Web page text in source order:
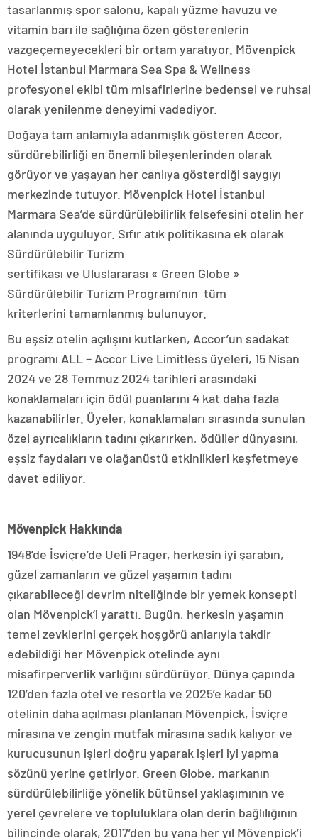
tasarlanmış spor salonu, kapalı yüzme havuzu ve
vitamin barı ile sağlığına özen gösterenlerin
vazgeçemeyecekleri bir ortam yaratıyor. Mövenpick
Hotel İstanbul Marmara Sea Spa & Wellness
profesyonel ekibi tüm misafirlerine bedensel ve ruhsal
olarak yenilenme deneyimi vadediyor.
Doğaya tam anlamıyla adanmışlık gösteren Accor,
sürdürebilirliği en önemli bileşenlerinden olarak
görüyor ve yaşayan her canlıya gösterdiği saygıyı
merkezinde tutuyor. Mövenpick Hotel İstanbul
Marmara Sea’de sürdürülebilirlik felsefesini otelin her
alanında uyguluyor. Sıfır atık politikasına ek olarak
Sürdürülebilir Turizm
sertifikası ve Uluslararası « Green Globe »
Sürdürülebilir Turizm Programı’nın tüm
kriterlerini tamamlanmış bulunuyor.
Bu eşsiz otelin açılışını kutlarken, Accor’un sadakat
programı ALL – Accor Live Limitless üyeleri, 15 Nisan
2024 ve 28 Temmuz 2024 tarihleri arasındaki
konaklamaları için ödül puanlarını 4 kat daha fazla
kazanabilirler. Üyeler, konaklamaları sırasında sunulan
özel ayrıcalıkların tadını çıkarırken, ödüller dünyasını,
eşsiz faydaları ve olağanüstü etkinlikleri keşfetmeye
davet ediliyor.
Mövenpick Hakkında
1948’de İsviçre’de Ueli Prager, herkesin iyi şarabın,
güzel zamanların ve güzel yaşamın tadını
çıkarabileceği devrim niteliğinde bir yemek konsepti
olan Mövenpick’i yarattı. Bugün, herkesin yaşamın
temel zevklerini gerçek hoşgörü anlarıyla takdir
edebildiği her Mövenpick otelinde aynı
misafirperverlik varlığını sürdürüyor. Dünya çapında
120’den fazla otel ve resortla ve 2025’e kadar 50
otelinin daha açılması planlanan Mövenpick, İsviçre
mirasına ve zengin mutfak mirasına sadık kalıyor ve
kurucusunun işleri doğru yaparak işleri iyi yapma
sözünü yerine getiriyor. Green Globe, markanın
sürdürülebilirliğe yönelik bütünsel yaklaşımının ve
yerel çevrelere ve topluluklara olan derin bağlılığının
bilincinde olarak, 2017’den bu yana her yıl Mövenpick’i